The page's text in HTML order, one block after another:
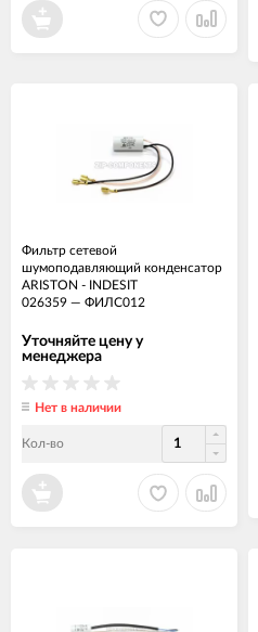
Фильтр сетевой
шумоподавляющий конденсатор
ARISTON - INDESIT
026359 — ФИЛС012
Уточняйте цену у
менеджера
Нет в наличии
Кол-во